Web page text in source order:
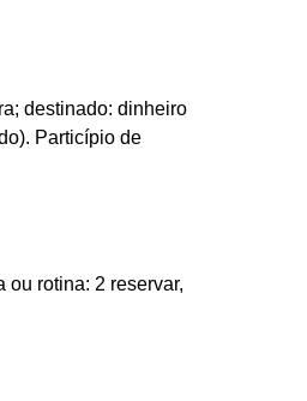
destinado: dinheiro
Particípio de
ou rotina: 2 reservar,